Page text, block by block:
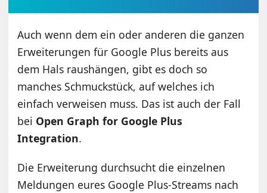
Auch wenn dem ein oder anderen die ganzen
Erweiterungen für Google Plus bereits aus
dem Hals raushängen, gibt es doch so
manches Schmuckstück, auf welches ich
einfach verweisen muss. Das ist auch der Fall
bei Open Graph for Google Plus
Integration.
Die Erweiterung durchsucht die einzelnen
Meldungen eures Google Plus-Streams nach